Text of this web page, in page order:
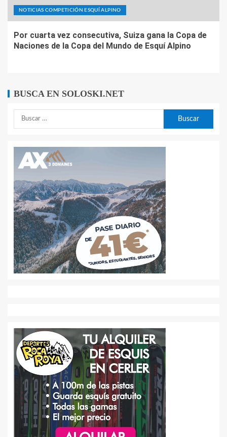
NOTICIAS COMPETICIÓN ESQUÍ ALPINO
Por cuarta vez consecutiva, Suiza gana la Copa de
Naciones de la Copa del Mundo de Esquí Alpino
BUSCA EN SOLOSKI.NET